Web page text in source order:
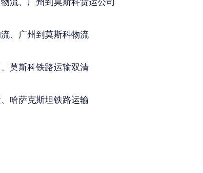
、广州到莫斯科物流
莫斯科铁路运输双清
哈萨克斯坦铁路运输